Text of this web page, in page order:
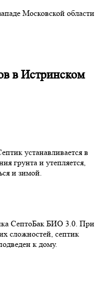
Московской области
в Истринском
устанавливается в
грунта и утепляется,
и зимой.
СептоБак БИО 3.0. При
сложностей, септик
к дому.